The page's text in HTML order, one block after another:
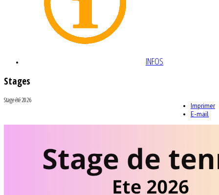
INFOS
Stages
Imprimer
E-mail
Stage été 2026